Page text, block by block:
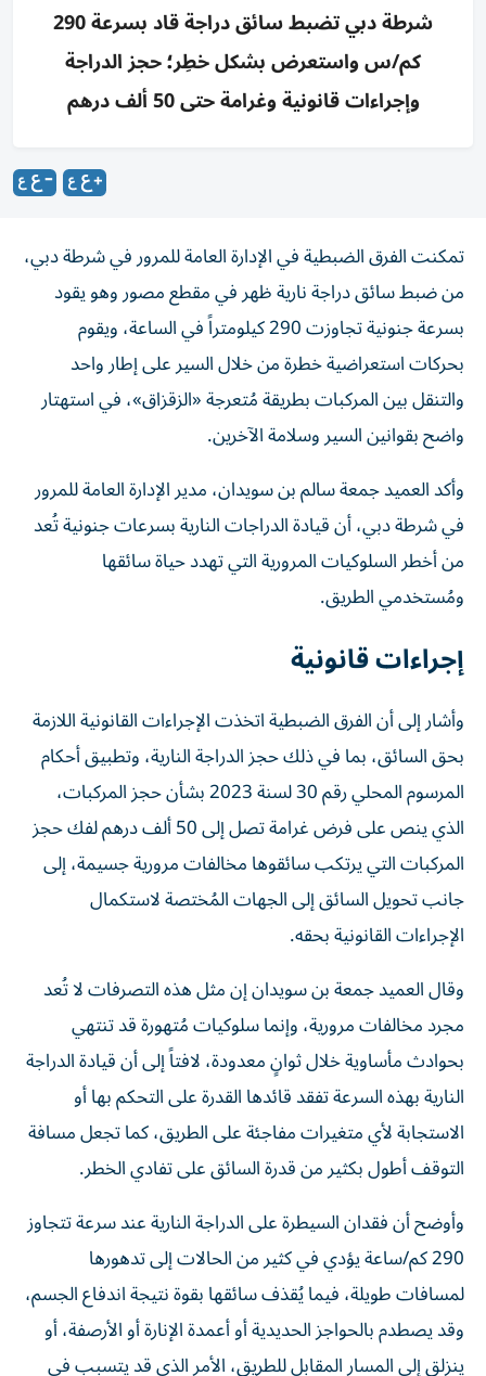
شرطة دبي تضبط سائق دراجة قاد بسرعة 290
كم/س واستعرض بشكل خطِر؛ حجز الدراجة
وإجراءات قانونية وغرامة حتى 50 ألف درهم
تمكنت الفرق الضبطية في الإدارة العامة للمرور في شرطة دبي،
من ضبط سائق دراجة نارية ظهر في مقطع مصور وهو يقود
بسرعة جنونية تجاوزت 290 كيلومتراً في الساعة، ويقوم
بحركات استعراضية خطرة من خلال السير على إطار واحد
والتنقل بين المركبات بطريقة مُتعرجة «الزقزاق»، في استهتار
واضح بقوانين السير وسلامة الآخرين.
وأكد العميد جمعة سالم بن سويدان، مدير الإدارة العامة للمرور
في شرطة دبي، أن قيادة الدراجات النارية بسرعات جنونية تُعد
من أخطر السلوكيات المرورية التي تهدد حياة سائقها
ومُستخدمي الطريق.
إجراءات قانونية
وأشار إلى أن الفرق الضبطية اتخذت الإجراءات القانونية اللازمة
بحق السائق، بما في ذلك حجز الدراجة النارية، وتطبيق أحكام
المرسوم المحلي رقم 30 لسنة 2023 بشأن حجز المركبات،
الذي ينص على فرض غرامة تصل إلى 50 ألف درهم لفك حجز
المركبات التي يرتكب سائقوها مخالفات مرورية جسيمة، إلى
جانب تحويل السائق إلى الجهات المُختصة لاستكمال
الإجراءات القانونية بحقه.
وقال العميد جمعة بن سويدان إن مثل هذه التصرفات لا تُعد
مجرد مخالفات مرورية، وإنما سلوكيات مُتهورة قد تنتهي
بحوادث مأساوية خلال ثوانٍ معدودة، لافتاً إلى أن قيادة الدراجة
النارية بهذه السرعة تفقد قائدها القدرة على التحكم بها أو
الاستجابة لأي متغيرات مفاجئة على الطريق، كما تجعل مسافة
التوقف أطول بكثير من قدرة السائق على تفادي الخطر.
وأوضح أن فقدان السيطرة على الدراجة النارية عند سرعة تتجاوز
290 كم/ساعة يؤدي في كثير من الحالات إلى تدهورها
لمسافات طويلة، فيما يُقذف سائقها بقوة نتيجة اندفاع الجسم،
وقد يصطدم بالحواجز الحديدية أو أعمدة الإنارة أو الأرصفة، أو
ينزلق إلى المسار المقابل للطريق، الأمر الذي قد يتسبب في